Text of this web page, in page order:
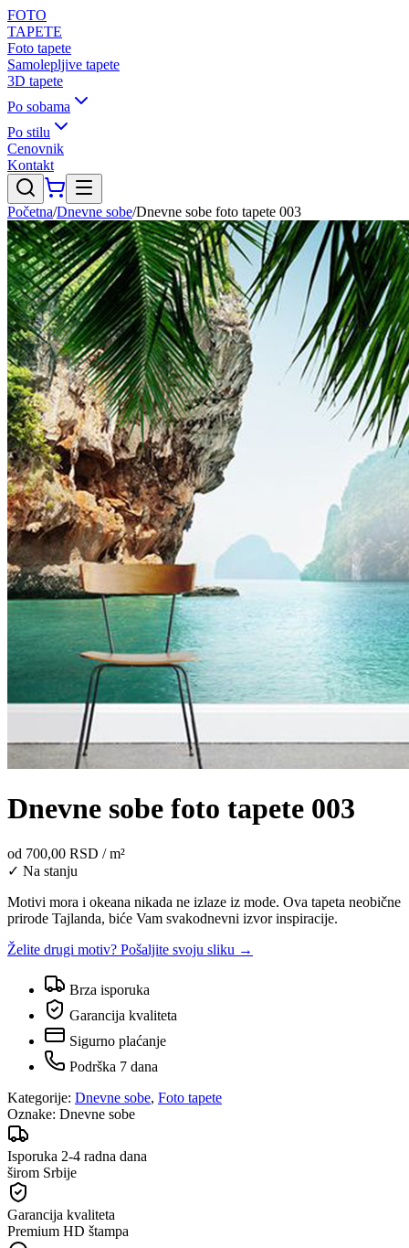
FOTO
TAPETE
Foto tapete
Samolepljive tapete
3D tapete
Po sobama
Po stilu
Cenovnik
Kontakt
Početna/Dnevne sobe/Dnevne sobe foto tapete 003
Dnevne sobe foto tapete 003
od 700,00 RSD / m²
✓ Na stanju
Motivi mora i okeana nikada ne izlaze iz mode. Ova tapeta neobične
prirode Tajlanda, biće Vam svakodnevni izvor inspiracije.
Želite drugi motiv? Pošaljite svoju sliku →
Brza isporuka
Garancija kvaliteta
Sigurno plaćanje
Podrška 7 dana
Kategorije: Dnevne sobe, Foto tapete
Oznake: Dnevne sobe
Isporuka 2-4 radna dana
širom Srbije
Garancija kvaliteta
Premium HD štampa